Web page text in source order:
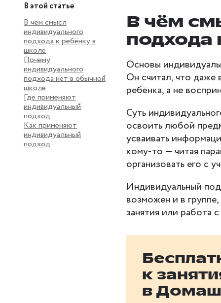
В этой статье
В чём смысл
индивидуального
подхода к ребёнку в
школе
Почему
индивидуального
подхода нет в обычной
школе
Где применяют
индивидуальный
подход
Как применяют
индивидуальный
подход
В чём
подхода
Основы
Он считал, что даже
ребёнка, а не
Суть
освоить любой
усваивать
кому-то — читая
организовать его с
Индивидуальный
возможен и в
занятия или работа
к
в